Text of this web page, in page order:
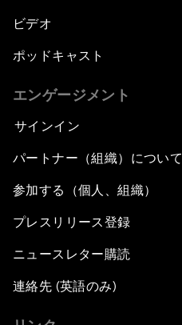
ビデオ
ポッドキャスト
エンゲージメント
サインイン
パートナー（組織）について
参加する（個人、組織）
プレスリリース登録
ニュースレター購読
連絡先 (英語のみ)